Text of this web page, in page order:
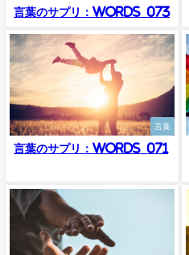
言葉のサプリ：Words_073
言葉
言葉のサプリ：Words_071